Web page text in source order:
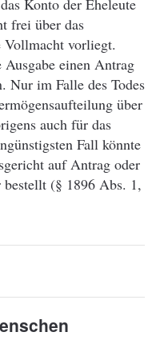
Konto der Eheleute
frei über das
Vollmacht vorliegt.
einen Antrag
Nur im Falle des Todes
über
auch für das
Fall könnte
auf Antrag oder
bestellt (§ 1896 Abs. 1,